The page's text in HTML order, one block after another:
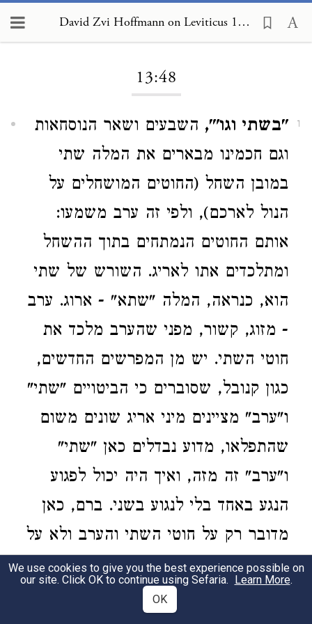
David Zvi Hoffmann on Leviticus 13:48
13:48
1 "בשתי וגו'", השבעים ושאר הנוסחאות
וגם חכמינו מבארים את המלה שתי
במובן השחל (החוטים המושחלים על
הנול לארכם), ולפי זה ערב משמעו:
אותם החוטים הנמתחים בתוך ההשחל
ומתלכדים אתו לאריג. השורש של שתי
הוא, כנראה, המלה "שתא" - ארוג. ערב
- מזוג, קשור, מפני שהערב מלכד את
חוטי השתי. יש מן המפרשים החדשים,
כגון קנובל, שסוברים כי הביטויים "שתי"
ו"ערב" מציינים מיני אריג שונים משום
שהתפלאו, מדוע נבדלים כאן "שתי"
ו"ערב" זה מזה, ואיך היה יכול לפגוע
הנגע באחד בלי לנגוע בשני. ברם, כאן
מדובר רק על חוטי השתי והערב ולא על
האריג המוכן. השתי היה שונה מהערב,
וכאן מדובר על החוטים, וכן על האריגים,
We use cookies to give you the best experience possible on
our site. Click OK to continue using Sefaria. Learn More.
OK